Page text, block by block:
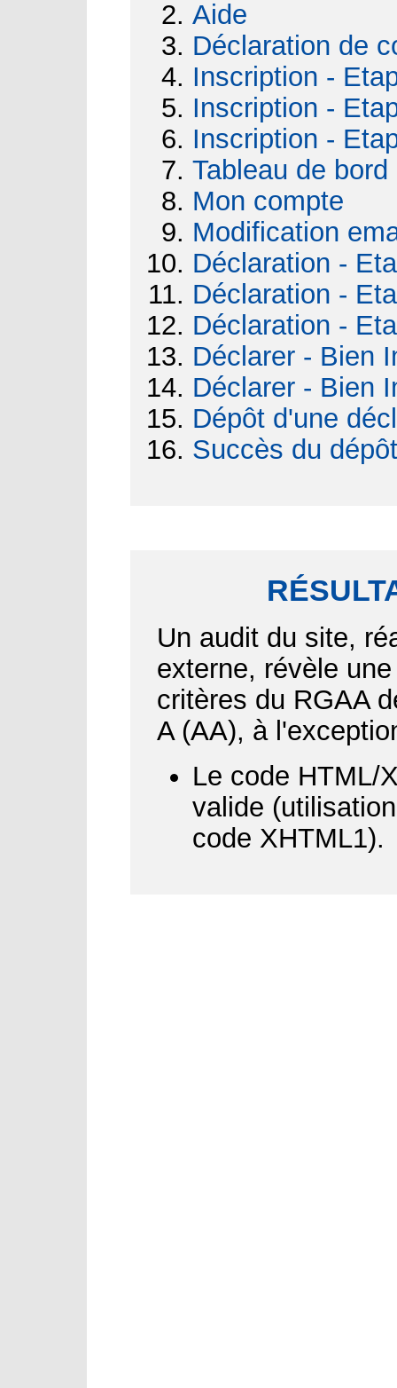
Aide
Déclaration de
Inscription -
Inscription -
Inscription -
Tableau de bord
Mon compte
Modification
Déclaration -
Déclaration -
Déclaration -
Déclarer - Bien
Déclarer - Bien
Dépôt d'une
Succès du
Un audit du site,
externe, révèle
critères du RGAA
A (AA), à
Le code HTML/
valide
code XHTML1).